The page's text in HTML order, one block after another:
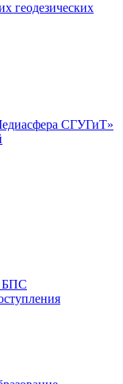
геодезических
СГУГиТ»
БПС